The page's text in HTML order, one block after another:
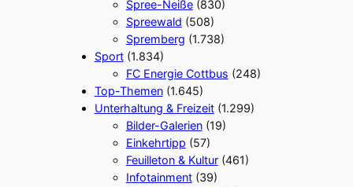
Spree-Neiße(830)
Spreewald (508)
Spremberg (1.738)
Sport(1.834)
FC Energie Cottbus (248)
Top-Themen(1.645)
Unterhaltung & Freizeit(1.299)
Bilder-Galerien(19)
Einkehrtipp (57)
Feuilleton & Kultur(461)
Infotainment(39)